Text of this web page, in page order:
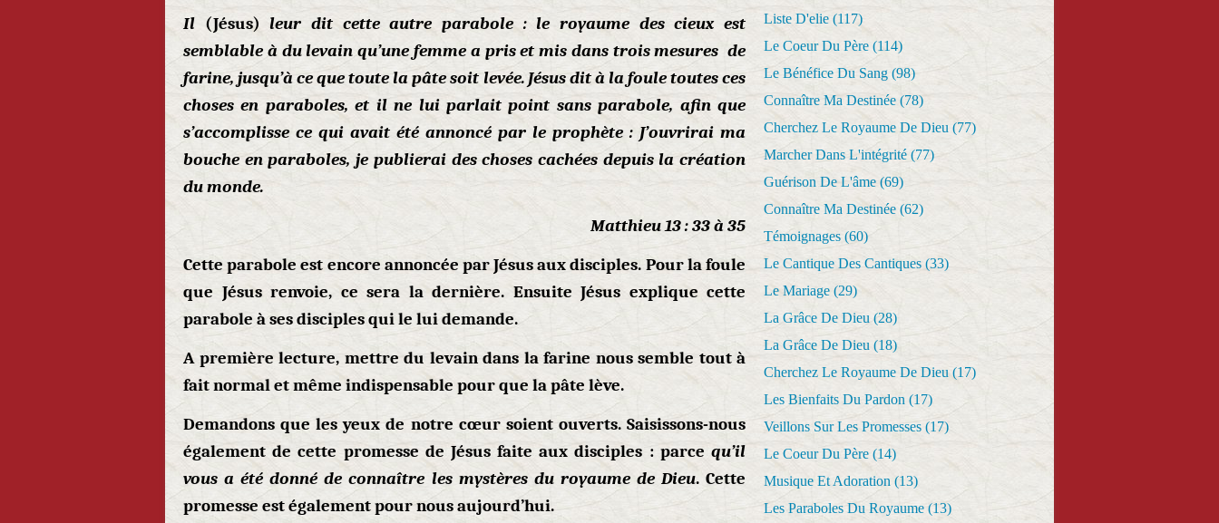
Il (Jésus) leur dit cette autre parabole : le royaume des cieux est
semblable à du levain qu’une femme a pris et mis dans trois mesures de
farine, jusqu’à ce que toute la pâte soit levée. Jésus dit à la foule toutes ces
choses en paraboles, et il ne lui parlait point sans parabole, afin que
s’accomplisse ce qui avait été annoncé par le prophète : J’ouvrirai ma
bouche en paraboles, je publierai des choses cachées depuis la création
du monde.
Matthieu 13 : 33 à 35
Cette parabole est encore annoncée par Jésus aux disciples. Pour la foule
que Jésus renvoie, ce sera la dernière. Ensuite Jésus explique cette
parabole à ses disciples qui le lui demande.
A première lecture, mettre du levain dans la farine nous semble tout à
fait normal et même indispensable pour que la pâte lève.
Demandons que les yeux de notre cœur soient ouverts. Saisissons-nous
également de cette promesse de Jésus faite aux disciples : parce qu’il
vous a été donné de connaître les mystères du royaume de Dieu. Cette
promesse est également pour nous aujourd’hui.
Liste D'elie (117)
Le Coeur Du Père (114)
Le Bénéfice Du Sang (98)
Connaître Ma Destinée (78)
Cherchez Le Royaume De Dieu (77)
Marcher Dans L'intégrité (77)
Guérison De L'âme (69)
Connaître Ma Destinée (62)
Témoignages (60)
Le Cantique Des Cantiques (33)
Le Mariage (29)
La Grâce De Dieu (28)
La Grâce De Dieu (18)
Cherchez Le Royaume De Dieu (17)
Les Bienfaits Du Pardon (17)
Veillons Sur Les Promesses (17)
Le Coeur Du Père (14)
Musique Et Adoration (13)
Les Paraboles Du Royaume (13)